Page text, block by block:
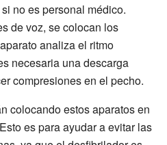
no es personal médico.
de voz, se colocan los
analiza el ritmo
necesaria una descarga
compresiones en el pecho.
colocando estos aparatos en
es para ayudar a evitar las